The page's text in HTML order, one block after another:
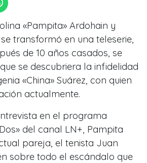
«Pampita» Ardohain y
transformó en una teleserie,
de 10 años casados, se
se descubriera la infidelidad
«China» Suárez, con quien
actualmente.
en el programa
del canal LN+, Pampita
pareja, el tenista Juan
sobre todo el escándalo que